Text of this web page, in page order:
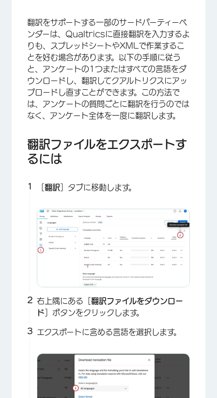
翻訳をサポートする一部のサードパーティーベ
ンダーは、Qualtricsに直接翻訳を入力するよ
りも、スプレッドシートやXMLで作業するこ
とを好む場合があります。以下の手順に従う
と、アンケートの1つまたはすべての言語をダ
ウンロードし、翻訳してクアルトリクスにアッ
プロードし直すことができます。この方法で
は、アンケートの質問ごとに翻訳を行うのでは
なく、アンケート全体を一度に翻訳します。
翻訳ファイルをエクスポートす
るには
翻訳 ］タブに移動します。
右上隅にある［ 翻訳ファイルをダウンロー
ド ］ボタンをクリックします。
エクスポートに含める言語を選択します。